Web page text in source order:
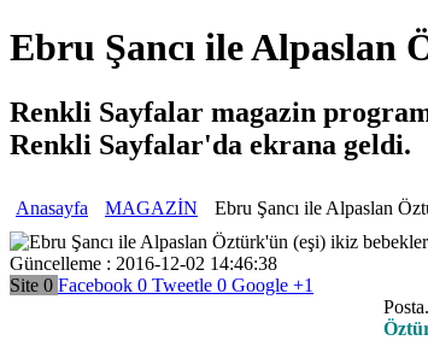
Ebru Şancı ile Alpaslan
Renkli Sayfalar magazin
Renkli Sayfalar'da ekrana geldi.
Anasayfa MAGAZİN Ebru Şancı ile Alpaslan
Güncelleme : 2016-12-02 14:46:38
Site 0 Facebook 0 Tweetle 0 Google +1